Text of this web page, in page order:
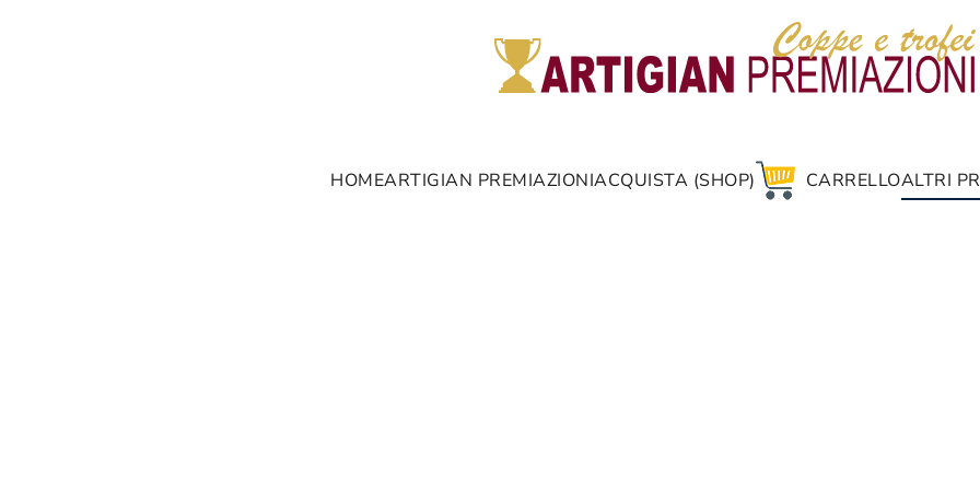
HOMEARTIGIAN PREMIAZIONIACQUISTA (SHOP) CARRELLOALTRI